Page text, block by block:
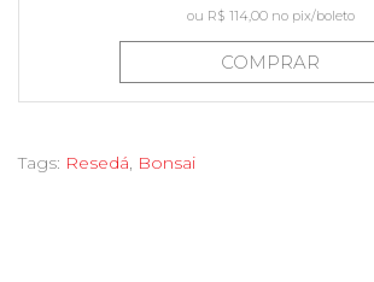
ou R$ 114,00no pix/boleto
COMPRAR
Tags: Resedá, Bonsai